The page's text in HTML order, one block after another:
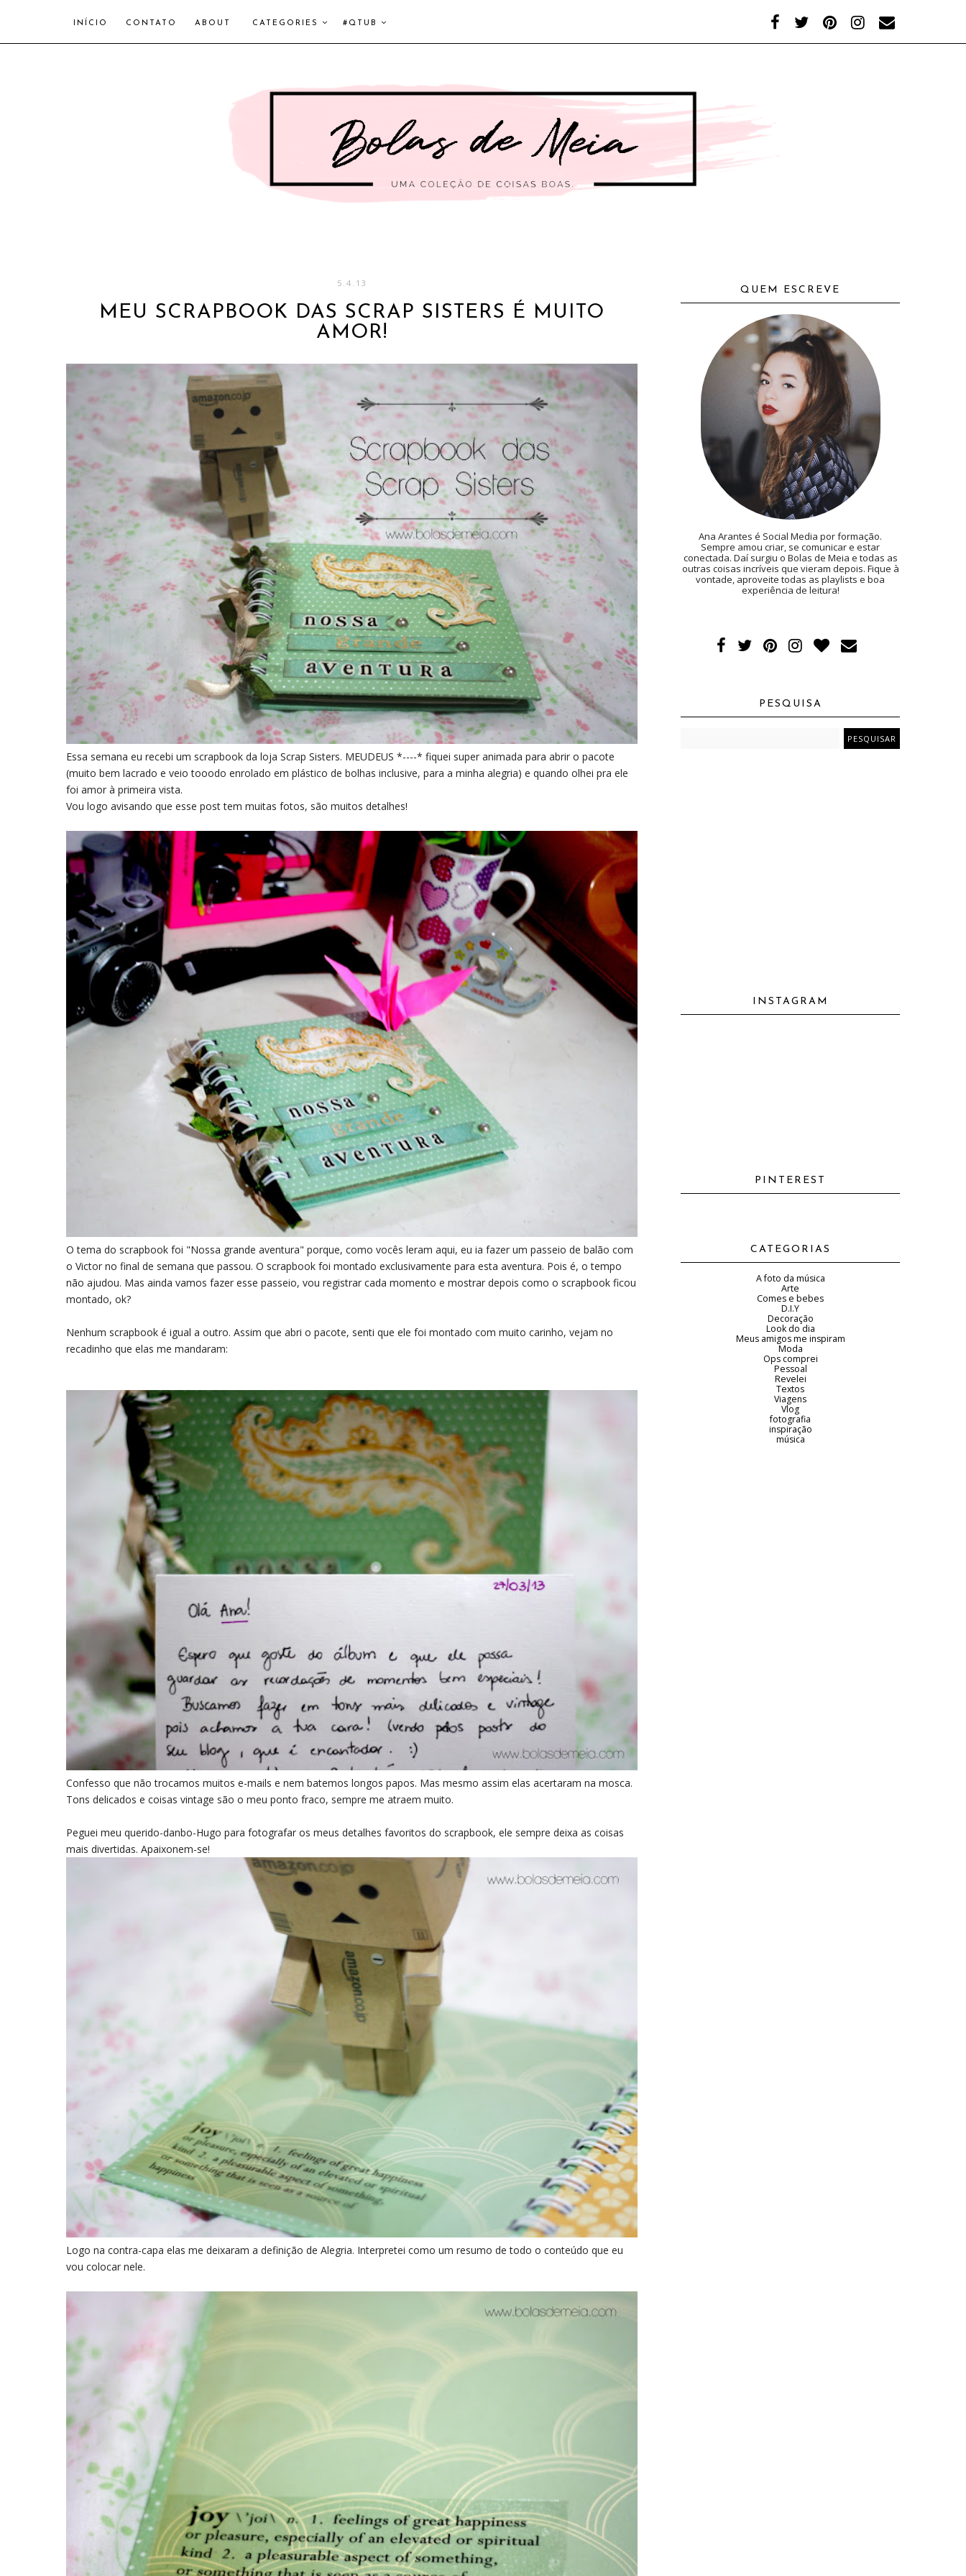
INÍCIO CONTATO ABOUT CATEGORIES #QTUB
5.4.13
MEU SCRAPBOOK DAS SCRAP SISTERS É MUITO
AMOR!
Essa semana eu recebi um scrapbook da loja Scrap Sisters. MEUDEUS *----* fiquei super animada para abrir o pacote
(muito bem lacrado e veio tooodo enrolado em plástico de bolhas inclusive, para a minha alegria) e quando olhei pra ele
foi amor à primeira vista.
Vou logo avisando que esse post tem muitas fotos, são muitos detalhes!
O tema do scrapbook foi "Nossa grande aventura" porque, como vocês leram aqui, eu ia fazer um passeio de balão com
o Victor no final de semana que passou. O scrapbook foi montado exclusivamente para esta aventura. Pois é, o tempo
não ajudou. Mas ainda vamos fazer esse passeio, vou registrar cada momento e mostrar depois como o scrapbook ficou
montado, ok?
Nenhum scrapbook é igual a outro. Assim que abri o pacote, senti que ele foi montado com muito carinho, vejam no
recadinho que elas me mandaram:
Confesso que não trocamos muitos e-mails e nem batemos longos papos. Mas mesmo assim elas acertaram na mosca.
Tons delicados e coisas vintage são o meu ponto fraco, sempre me atraem muito.
Peguei meu querido-danbo-Hugo para fotografar os meus detalhes favoritos do scrapbook, ele sempre deixa as coisas
mais divertidas. Apaixonem-se!
Logo na contra-capa elas me deixaram a definição de Alegria. Interpretei como um resumo de todo o conteúdo que eu
vou colocar nele.
QUEM ESCREVE
Ana Arantes é Social Media por formação.
Sempre amou criar, se comunicar e estar
conectada. Daí surgiu o Bolas de Meia e todas as
outras coisas incríveis que vieram depois. Fique à
vontade, aproveite todas as playlists e boa
experiência de leitura!
PESQUISA
INSTAGRAM
PINTEREST
CATEGORIAS
A foto da música
Arte
Comes e bebes
D.I.Y
Decoração
Look do dia
Meus amigos me inspiram
Moda
Ops comprei
Pessoal
Revelei
Textos
Viagens
Vlog
fotografia
inspiração
música